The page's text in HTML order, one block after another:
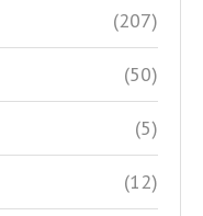
(207)
(50)
(5)
(12)